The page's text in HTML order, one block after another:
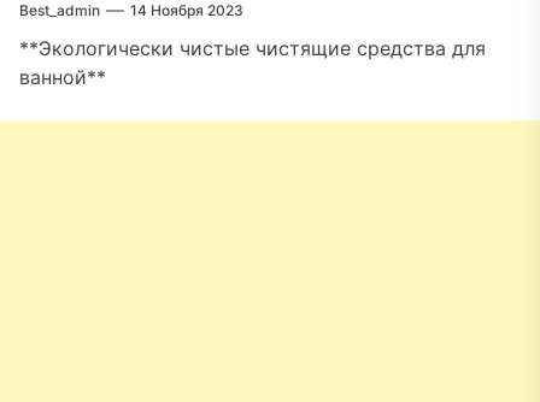
Best_admin 14 Ноября 2023
**Экологически чистые чистящие средства для
ванной**